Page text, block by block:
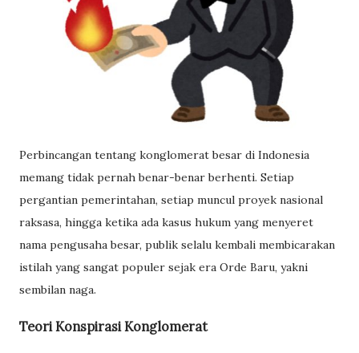
Perbincangan tentang konglomerat besar di Indonesia
memang tidak pernah benar-benar berhenti. Setiap
pergantian pemerintahan, setiap muncul proyek nasional
raksasa, hingga ketika ada kasus hukum yang menyeret
nama pengusaha besar, publik selalu kembali membicarakan
istilah yang sangat populer sejak era Orde Baru, yakni
sembilan naga.
Teori Konspirasi Konglomerat